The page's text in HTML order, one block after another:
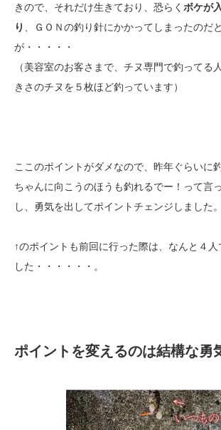
きので、それだけ生きており、恐らく ボケが
り
、ＧＯＮの釣り針にかかってしまったのだ
が・・・・・
（美容室のお客さまで、チヌ専門で釣ってる
きさのチヌを５枚ほど釣っています）
ここのポイントがダメなので、昨年ぐらいに
ちゃんに向こうのほうも釣れるでー！って言
し、勇気を出してポイントチェンジしました。
↑のポイントも前回に行った際は、なんと４
した・・・・・・。
ポイントを変えるのは結構な勇